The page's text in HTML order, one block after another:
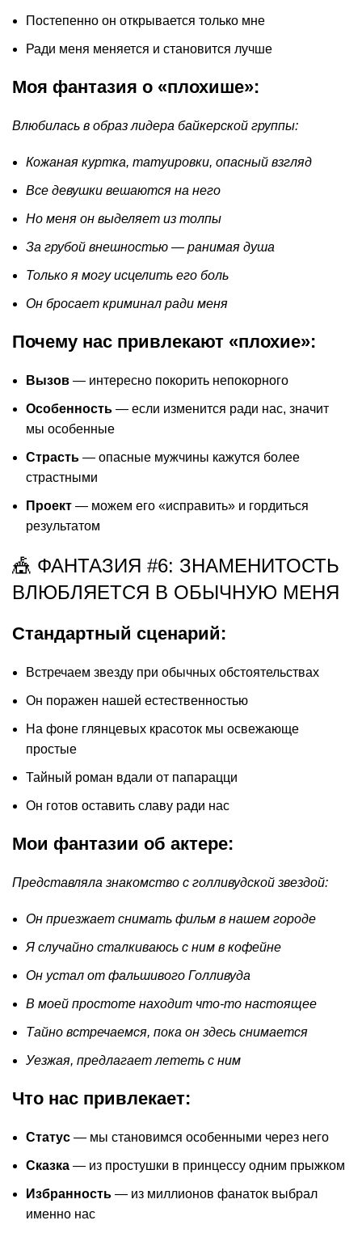
Постепенно он открывается только мне
Ради меня меняется и становится лучше
Моя фантазия о «плохише»:
Влюбилась в образ лидера байкерской группы:
Кожаная куртка, татуировки, опасный взгляд
Все девушки вешаются на него
Но меня он выделяет из толпы
За грубой внешностью — ранимая душа
Только я могу исцелить его боль
Он бросает криминал ради меня
Почему нас привлекают «плохие»:
Вызов — интересно покорить непокорного
Особенность — если изменится ради нас, значит
мы особенные
Страсть — опасные мужчины кажутся более
страстными
Проект — можем его «исправить» и гордиться
результатом
🎪 ФАНТАЗИЯ #6: ЗНАМЕНИТОСТЬ
ВЛЮБЛЯЕТСЯ В ОБЫЧНУЮ МЕНЯ
Стандартный сценарий:
Встречаем звезду при обычных обстоятельствах
Он поражен нашей естественностью
На фоне глянцевых красоток мы освежающе
простые
Тайный роман вдали от папарацци
Он готов оставить славу ради нас
Мои фантазии об актере:
Представляла знакомство с голливудской звездой:
Он приезжает снимать фильм в нашем городе
Я случайно сталкиваюсь с ним в кофейне
Он устал от фальшивого Голливуда
В моей простоте находит что-то настоящее
Тайно встречаемся, пока он здесь снимается
Уезжая, предлагает лететь с ним
Что нас привлекает:
Статус — мы становимся особенными через него
Сказка — из простушки в принцессу одним прыжком
Избранность — из миллионов фанаток выбрал
именно нас